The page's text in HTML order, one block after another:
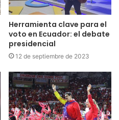
Herramienta clave para el
voto en Ecuador: el debate
presidencial
12 de septiembre de 2023